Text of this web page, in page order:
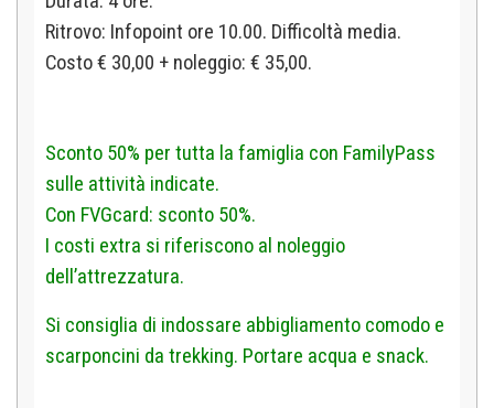
Ritrovo: Infopoint ore 10.00. Difficoltà media.
Costo € 30,00 + noleggio: € 35,00.
Sconto 50% per tutta la famiglia con FamilyPass
sulle attività indicate.
Con FVGcard: sconto 50%.
I costi extra si riferiscono al noleggio
dell’attrezzatura.
Si consiglia di indossare abbigliamento comodo e
scarponcini da trekking. Portare acqua e snack.